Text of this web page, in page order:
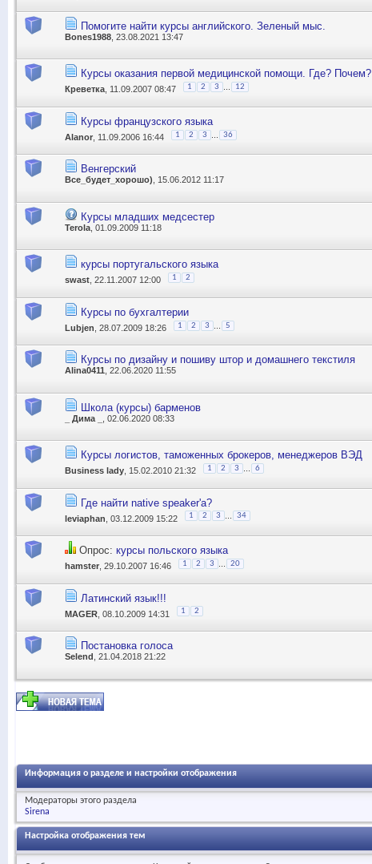
Помогите найти курсы английского. Зеленый мыс.
Bones1988 , 23.08.2021 13:47
Курсы оказания первой медицинской помощи. Где? Почем?
Креветка , 11.09.2007 08:47 1 2 3 12
Курсы французского языка
Alanor , 11.09.2006 16:44 1 2 3 36
Венгерский
Все_будет_хорошо), 15.06.2012 11:17
Курсы младших медсестер
Terola , 01.09.2009 11:18
курсы португальского языка
swast , 22.11.2007 12:00 1 2
Курсы по бухгалтерии
Lubjen , 28.07.2009 18:26 1 2 3 5
Курсы по дизайну и пошиву штор и домашнего текстиля
Alina0411 , 22.06.2020 11:55
Школа (курсы) барменов
_ Дима _ , 02.06.2020 08:33
Курсы логистов, таможенных брокеров, менеджеров ВЭД
Business lady , 15.02.2010 21:32 1 2 3 6
Где найти native speaker'а?
leviaphan , 03.12.2009 15:22 1 2 3 ... 34
Опрос: курсы польского языка
hamster , 29.10.2007 16:46 1 2 3 20
Латинский язык!!!
MAGER , 08.10.2009 14:31 1 2
Постановка голоса
Selend , 21.04.2018 21:22
Информация о разделе и настройки отображения
Модераторы этого раздела
Sirena
Настройка отображения тем